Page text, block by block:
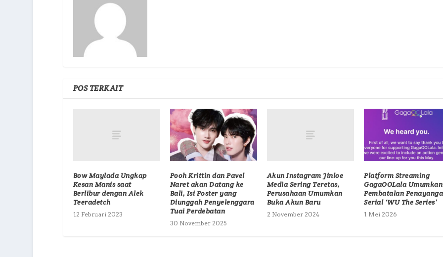
POS TERKAIT
Bow Maylada Ungkap
Kesan Manis saat
Berlibur dengan Alek
Teeradetch
12 Februari 2023
Pooh Krittin dan Pavel
Naret akan Datang ke
Bali, Isi Poster yang
Diunggah Penyelenggara
Tuai Perdebatan
30 November 2025
Akun Instagram Jinloe
Media Sering Teretas,
Perusahaan Umumkan
Buka Akun Baru
2 November 2024
Platform Streaming
GagaOOLala Umumkan
Pembatalan
Serial ‘WU The Series’
1 Mei 2026